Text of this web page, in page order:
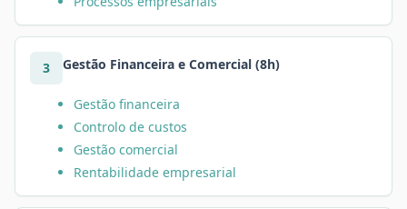
3 Gestão Financeira e Comercial (8h)
Gestão financeira
Controlo de custos
Gestão comercial
Rentabilidade empresarial